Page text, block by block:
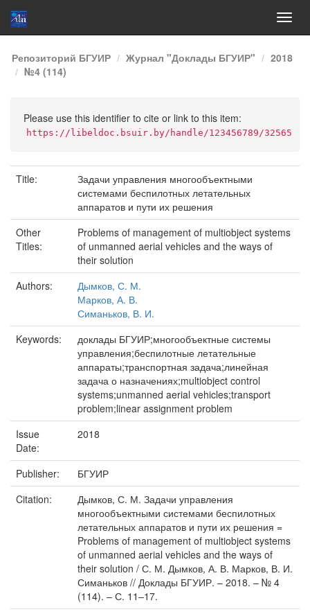
Skip
navigation
Репозиторий БГУИР Журнал "Доклады БГУИР"
2018
№4 (114)
Please use this identifier to cite or link to this item:
https://libeldoc.bsuir.by/handle/123456789/32565
Title:
Задачи управления многообъектными
системами беспилотных летательных
аппаратов и пути их решения
Other
Titles:
Problems of management of multiobject systems
of unmanned aerial vehicles and the ways of
their solution
Authors:
Дымков, С. М.
Марков, А. В.
Симаньков, В. И.
Keywords:
доклады БГУИР;многообъектные системы
управления;беспилотные летательные
аппараты;транспортная задача;линейная
задача о назначениях;multiobject control
systems;unmanned aerial vehicles;transport
problem;linear assignment problem
Issue
Date:
2018
Publisher:
БГУИР
Citation:
Дымков, С. М. Задачи управления
многообъектными системами беспилотных
летательных аппаратов и пути их решения =
Problems of management of multiobject systems
of unmanned aerial vehicles and the ways of
their solution / С. М. Дымков, А. В. Марков, В. И.
Симаньков // Доклады БГУИР. – 2018. – № 4
(114). – С. 11–17.